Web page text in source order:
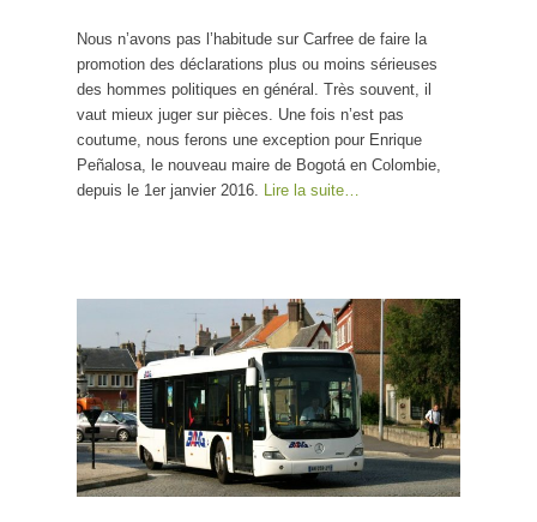
Nous n’avons pas l’habitude sur Carfree de faire la
promotion des déclarations plus ou moins sérieuses
des hommes politiques en général. Très souvent, il
vaut mieux juger sur pièces. Une fois n’est pas
coutume, nous ferons une exception pour Enrique
Peñalosa, le nouveau maire de Bogotá en Colombie,
depuis le 1er janvier 2016. Lire la suite…